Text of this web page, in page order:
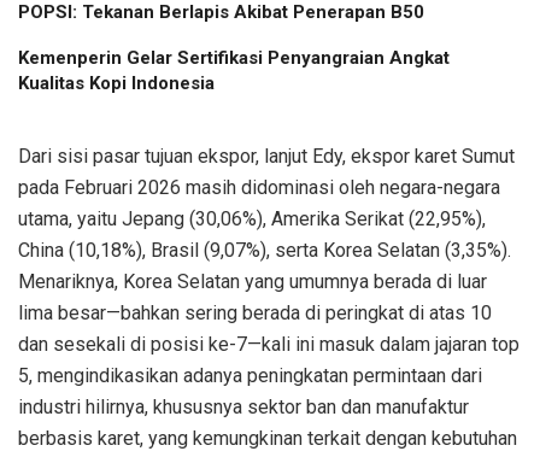
POPSI: Tekanan Berlapis Akibat Penerapan B50
Kemenperin Gelar Sertifikasi Penyangraian Angkat
Kualitas Kopi Indonesia
Dari sisi pasar tujuan ekspor, lanjut Edy, ekspor karet Sumut
pada Februari 2026 masih didominasi oleh negara-negara
utama, yaitu Jepang (30,06%), Amerika Serikat (22,95%),
China (10,18%), Brasil (9,07%), serta Korea Selatan (3,35%).
Menariknya, Korea Selatan yang umumnya berada di luar
lima besar—bahkan sering berada di peringkat di atas 10
dan sesekali di posisi ke-7—kali ini masuk dalam jajaran top
5, mengindikasikan adanya peningkatan permintaan dari
industri hilirnya, khususnya sektor ban dan manufaktur
berbasis karet, yang kemungkinan terkait dengan kebutuhan